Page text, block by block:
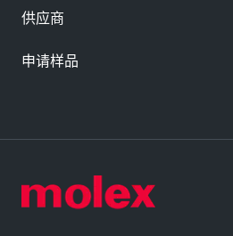
供应商
申请样品